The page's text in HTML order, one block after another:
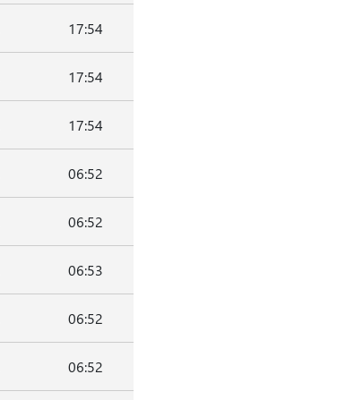
17:54
17:54
17:54
06:52
06:52
06:53
06:52
06:52